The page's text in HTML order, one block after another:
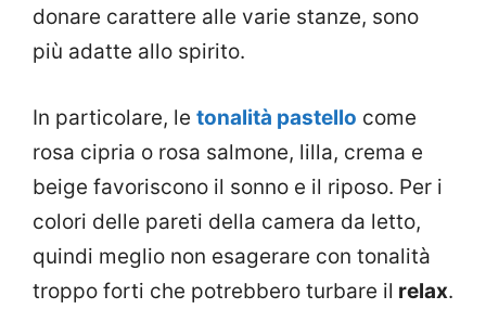
donare carattere alle varie stanze, sono
più adatte allo spirito.
In particolare, le tonalità pastello come
rosa cipria o rosa salmone, lilla, crema e
beige favoriscono il sonno e il riposo. Per i
colori delle pareti della camera da letto,
quindi meglio non esagerare con tonalità
troppo forti che potrebbero turbare il relax.